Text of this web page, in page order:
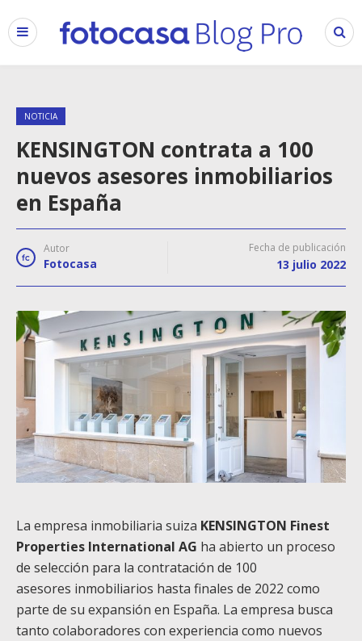
NOTICIA
KENSINGTON contrata a 100
nuevos asesores inmobiliarios
en España
Autor
Fotocasa
Fecha de publicación
13 julio 2022
La empresa inmobiliaria suiza KENSINGTON Finest
Properties International AG ha abierto un proceso
de selección para la contratación de 100
asesores inmobiliarios hasta finales de 2022 como
parte de su expansión en España. La empresa busca
tanto colaboradores con experiencia como nuevos